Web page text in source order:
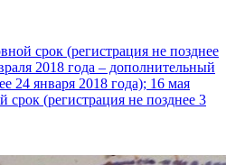
срок (регистрация не позднее
2018 года – дополнительный
24 января 2018 года); 16 мая
срок (регистрация не позднее 3